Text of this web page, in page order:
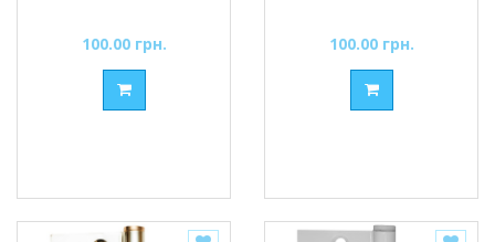
100.00 грн. 100.00 грн.